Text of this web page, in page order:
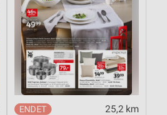
25,2 km